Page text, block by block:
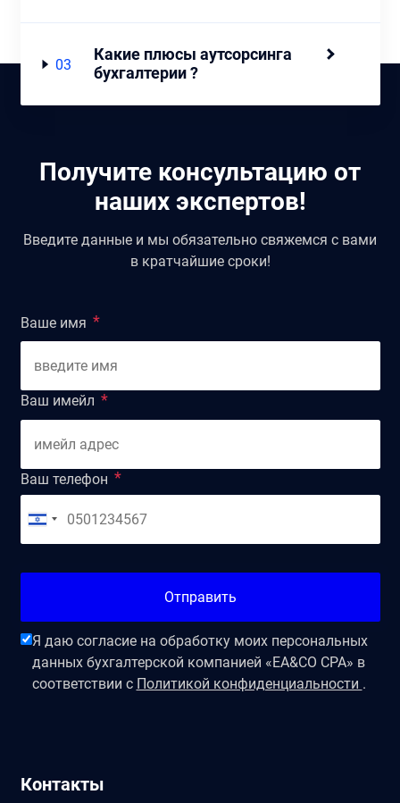
03
Какие плюсы аутсорсинга
бухгалтерии ?
Получите консультацию от
наших экспертов!
Введите данные и мы обязательно свяжемся с вами
в кратчайшие сроки!
Ваше имя
Ваш имейл
Ваш телефон
Отправить
Я даю согласие на обработку моих персональных
данных бухгалтерской компанией «EA&CO CPA» в
соответствии с Политикой конфиденциальности .
Контакты